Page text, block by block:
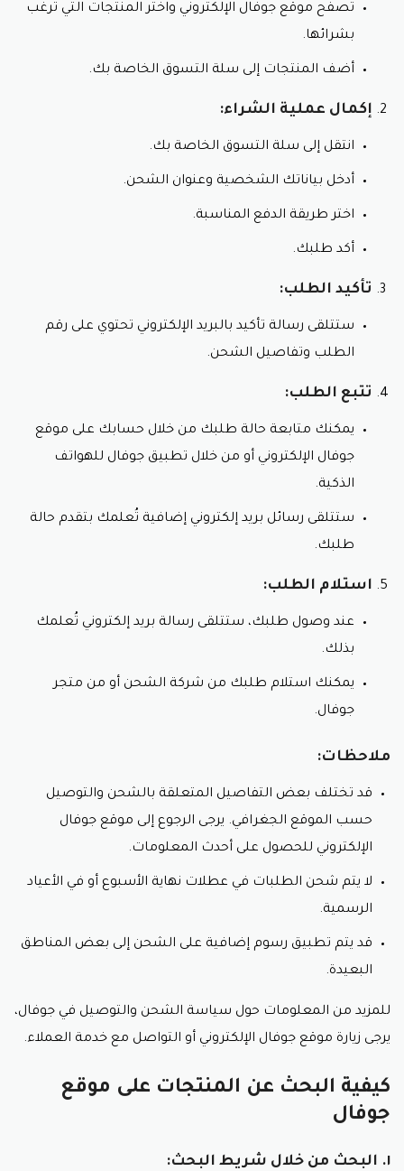
تصفح موقع جوفال الإلكتروني واختر المنتجات التي ترغب
بشرائها.
أضف المنتجات إلى سلة التسوق الخاصة بك.
إكمال عملية الشراء:
انتقل إلى سلة التسوق الخاصة بك.
أدخل بياناتك الشخصية وعنوان الشحن.
اختر طريقة الدفع المناسبة.
أكد طلبك.
تأكيد الطلب:
ستتلقى رسالة تأكيد بالبريد الإلكتروني تحتوي على رقم
الطلب وتفاصيل الشحن.
تتبع الطلب:
يمكنك متابعة حالة طلبك من خلال حسابك على موقع
جوفال الإلكتروني أو من خلال تطبيق جوفال للهواتف
الذكية.
ستتلقى رسائل بريد إلكتروني إضافية تُعلمك بتقدم حالة
طلبك.
استلام الطلب:
عند وصول طلبك، ستتلقى رسالة بريد إلكتروني تُعلمك
بذلك.
يمكنك استلام طلبك من شركة الشحن أو من متجر
جوفال.
ملاحظات:
قد تختلف بعض التفاصيل المتعلقة بالشحن والتوصيل
حسب الموقع الجغرافي. يرجى الرجوع إلى موقع جوفال
الإلكتروني للحصول على أحدث المعلومات.
لا يتم شحن الطلبات في عطلات نهاية الأسبوع أو في الأعياد
الرسمية.
قد يتم تطبيق رسوم إضافية على الشحن إلى بعض المناطق
البعيدة.
للمزيد من المعلومات حول سياسة الشحن والتوصيل في جوفال،
يرجى زيارة موقع جوفال الإلكتروني أو التواصل مع خدمة العملاء.
كيفية البحث عن المنتجات على موقع
جوفال
١. البحث من خلال شريط البحث: